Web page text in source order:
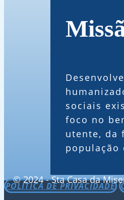
sociais
foco no
utente, da
população
POLÍTICA DE PRIVACIDADE
© 2024 - Sta Casa da